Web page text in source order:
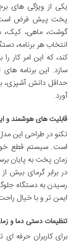
پخت پیش فرض است.
گوشت، ماهی،
انتخاب هر برنامه،
کند، که این امر کار
سازد. این برنامه
حداقل دانش آشپزی،
آورد.
قابلیت های هوشمند و
تکنو در طراحی این
است. سیستم قطع
زمان پخت به پایان
در برابر گرمای
رسیدن به دستگاه
ایمن تر و با خیال
تنظیمات دستی دما و
برای کاربران حرفه